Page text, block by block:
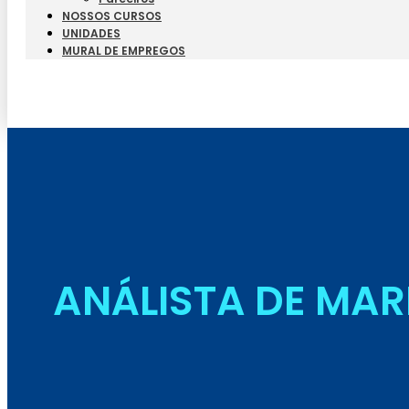
NOSSOS CURSOS
UNIDADES
MURAL DE EMPREGOS
ANÁLISTA DE